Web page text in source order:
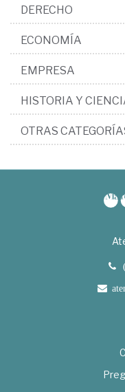
DERECHO
ECONOMÍA
EMPRESA
HISTORIA Y
OTRAS